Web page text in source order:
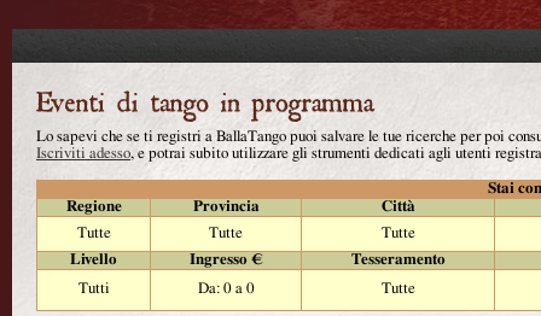
Lo sapevi che se ti registri a BallaTango puoi salvare le tue ricerche per poi
Iscriviti adesso, e potrai subito utilizzare gli strumenti dedicati agli utenti
Stai
Regione
Provincia
Città
Tutte
Tutte
Tutte
Livello
Ingresso €
Tesseramento
Tutti
Da: 0 a 0 Tutte